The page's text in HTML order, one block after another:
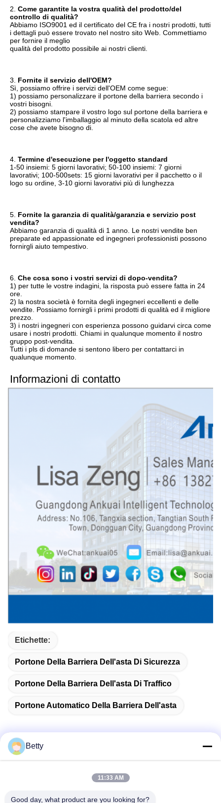
2. Come garantite la vostra qualità del prodotto/del
controllo di qualità?
Abbiamo ISO9001 ed il certificato del CE fra i nostri prodotti, tutti
i dettagli può essere trovato nel nostro sito Web. Commettiamo
per fornire il meglio
qualità del prodotto possibile ai nostri clienti.
3. Fornite il servizio dell'OEM?
Sì, possiamo offrire i servizi dell'OEM come segue:
1) possiamo personalizzare il portone della barriera secondo i
vostri bisogni.
2) possiamo stampare il vostro logo sul portone della barriera e
personalizziamo l'imballaggio al minuto della scatola ed altre
cose che avete bisogno di.
4. Termine d'esecuzione per l'oggetto standard
1-50 insiemi: 5 giorni lavorativi; 50-100 insiemi: 7 giorni
lavorativi; 100-500sets: 15 giorni lavorativi per il pacchetto o il
logo su ordine, 3-10 giorni lavorativi più di lunghezza
5. Fornite la garanzia di qualità/garanzia e servizio post
vendita?
Abbiamo garanzia di qualità di 1 anno. Le nostri vendite ben
preparate ed appassionate ed ingegneri professionisti possono
fornirgli aiuto tempestivo.
6. Che cosa sono i vostri servizi di dopo-vendita?
1) per tutte le vostre indagini, la risposta può essere fatta in 24
ore.
2) la nostra società è fornita degli ingegneri eccellenti e delle
vendite. Possiamo fornirgli i primi prodotti di qualità ed il migliore
prezzo.
3) i nostri ingegneri con esperienza possono guidarvi circa come
usare i nostri prodotti. Chiami in qualunque momento il nostro
gruppo post-vendita.
Tutti i pls di domande si sentono libero per contattarci in
qualunque momento.
Informazioni di contatto
Etichette:
Portone Della Barriera Dell'asta Di Sicurezza
Portone Della Barriera Dell'asta Di Traffico
Portone Automatico Della Barriera Dell'asta
Betty
11:33 AM
Good day, what product are you looking for?